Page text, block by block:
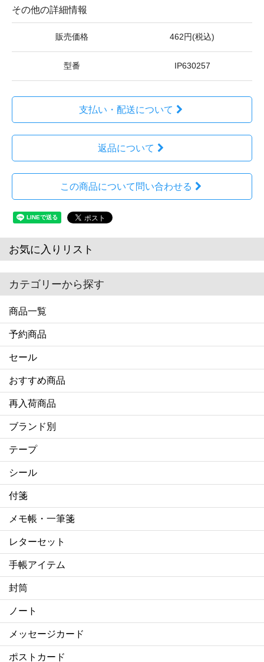
その他の詳細情報
販売価格 462円(税込)
型番 IP630257
支払い・配送について
返品について
この商品について問い合わせる
お気に入りリスト
カテゴリーから探す
商品一覧
予約商品
セール
おすすめ商品
再入荷商品
ブランド別
テープ
シール
付箋
メモ帳・一筆箋
レターセット
手帳アイテム
封筒
ノート
メッセージカード
ポストカード